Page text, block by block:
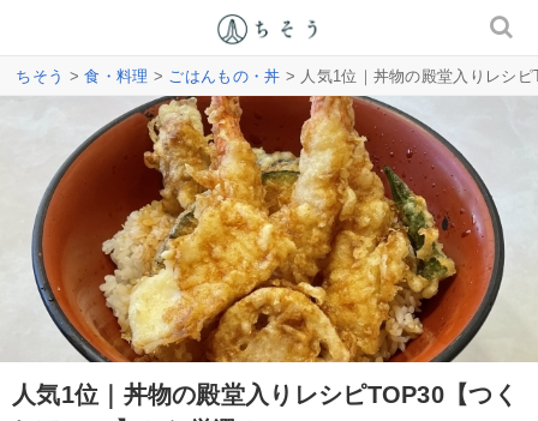
ちそう >食・料理 > ごはんもの・丼 > 人気1位｜丼物の殿堂入りレシ
人気1位｜丼物の殿堂入りレシピTOP30【つく